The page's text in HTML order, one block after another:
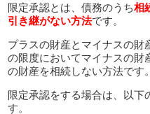
限定承認とは、債務のうち相
引き継がない方法です。
プラスの財産とマイナスの財
の限度においてマイナスの財
の財産を相続しない方法です。
限定承認をする場合は、以下
す。